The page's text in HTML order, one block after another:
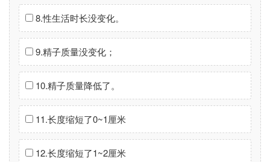
8.性生活时长没变化。
9.精子质量没变化；
10.精子质量降低了。
11.长度缩短了0~1厘米
12.长度缩短了1~2厘米